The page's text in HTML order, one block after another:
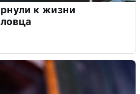
к жизни